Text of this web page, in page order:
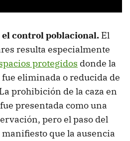
el control poblacional. El
resulta especialmente
protegidos donde la
eliminada o reducida de
prohibición de la caza en
presentada como una
pero el paso del
que la ausencia